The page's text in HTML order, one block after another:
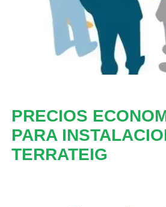
PRECIOS
PARA
TERRATEIG